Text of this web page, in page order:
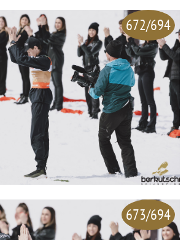
672/694
673/694